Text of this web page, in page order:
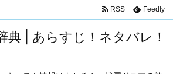
典 | あらすじ！ネタバレ！
RSS Feedly